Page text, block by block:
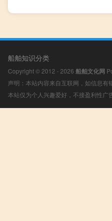
船舶知识分类
Copyright © 2012 - 2026 船舶文化网
声明：本站内容来自互联网，如信息
本站仅为个人兴趣爱好，不接盈利性广